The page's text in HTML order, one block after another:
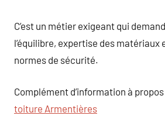
C’est un métier exigeant qui
l’équilibre, expertise des matériaux
normes de sécurité.
Complément d’information à propos
toiture Armentières